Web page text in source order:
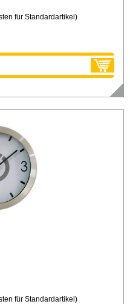
für Standardartikel)
für Standardartikel)